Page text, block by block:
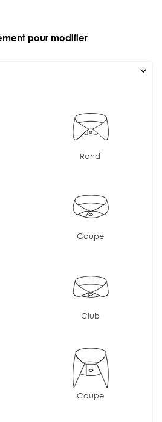
pour modifier
expand_more
Rond
Coupe
Club
Coupe